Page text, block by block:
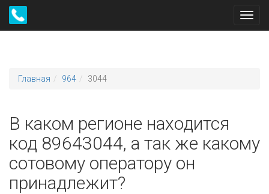
Главная 964 3044
В каком регионе находится
код 89643044, а так же какому
сотовому оператору он
принадлежит?